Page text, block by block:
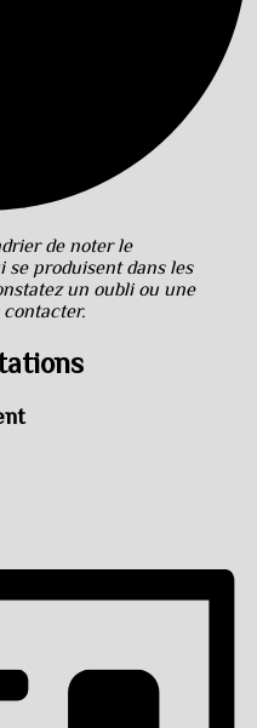
de noter le
se produisent dans les
un oubli ou une
contacter.